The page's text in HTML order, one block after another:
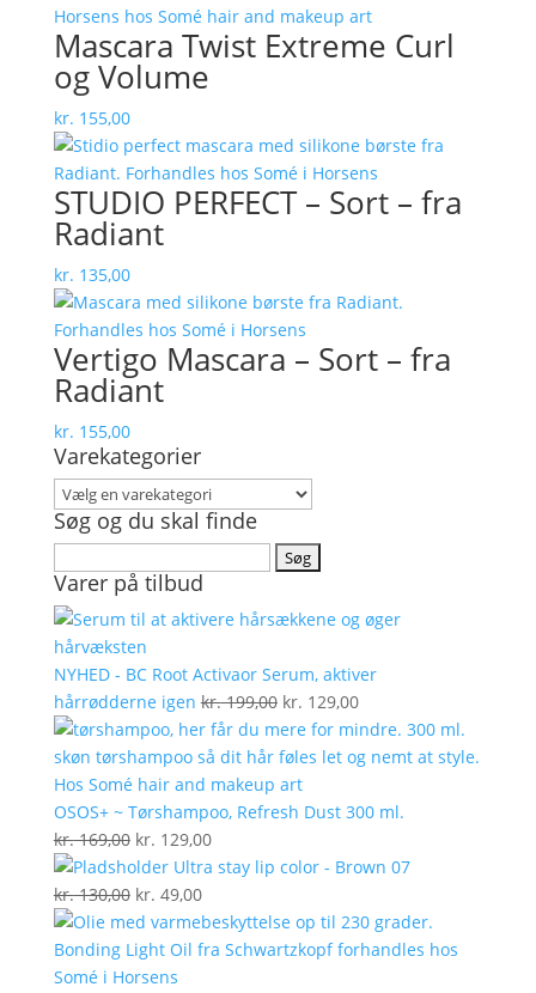
Mascara Twist Extreme Curl
og Volume
kr. 155,00
STUDIO PERFECT – Sort – fra
Radiant
kr. 135,00
Vertigo Mascara – Sort – fra
Radiant
kr. 155,00
Varekategorier
Søg og du skal finde
efter:
Varer på tilbud
NYHED - BC Root Activaor Serum, aktiver
hårrødderne igen kr.199,00 Den
oprindelige
pris
var:
kr. 199,00.
kr. 129,00Den
aktuelle
pris
kr. 129,00.
OSOS+ ~ Tørshampoo, Refresh Dust 300 ml.
kr.169,00 Den
oprindelige
pris
var:
kr. 169,00.
kr. 129,00Den
aktuelle
er:
kr. 129,00.
Ultra stay lip color - Brown 07
kr.130,00 Den
oprindelige
pris
var:
kr. 49,00Den
aktuelle
pris